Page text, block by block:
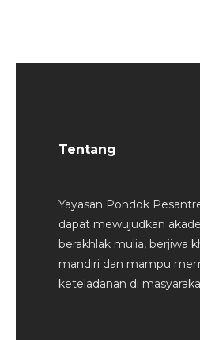
Tentang
Yayasan Pondok
dapat mewujudkan
berakhlak mulia, berjiwa
mandiri dan mampu
keteladanan di